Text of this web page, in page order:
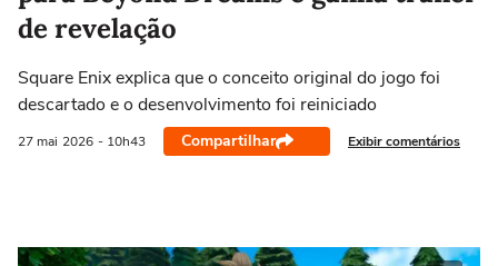
de revelação
Square Enix explica que o conceito original do jogo foi
descartado e o desenvolvimento foi reiniciado
27 mai 2026 - 10h43 Compartilhar Exibir comentários